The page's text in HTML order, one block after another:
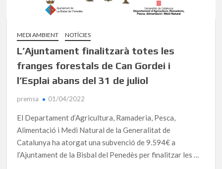
MEDI AMBIENT NOTÍCIES
L’Ajuntament finalitzarà totes les
franges forestals de Can Gordei i
l’Esplai abans del 31 de juliol
premsa 01/04/2022
El Departament d’Agricultura, Ramaderia, Pesca,
Alimentació i Medi Natural de la Generalitat de
Catalunya ha atorgat una subvenció de 9.594€ a
l’Ajuntament de la Bisbal del Penedès per finalitzar les …